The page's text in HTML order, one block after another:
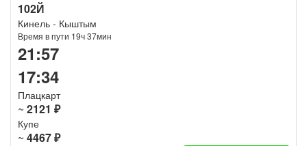
102Й
Кинель - Кыштым
Время в пути 19ч 37мин
21:57
17:34
Плацкарт
~ 2121 ₽
Купе
~ 4467 ₽